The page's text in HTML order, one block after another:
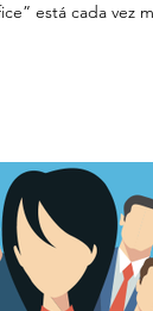
está cada vez